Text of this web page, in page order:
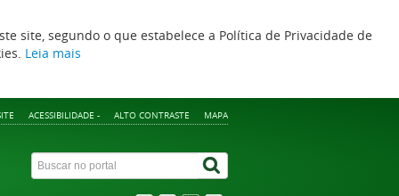
site, segundo o que estabelece a Política de Privacidade de
Leia mais
ACESSIBILIDADE - ALTO CONTRASTE MAPA